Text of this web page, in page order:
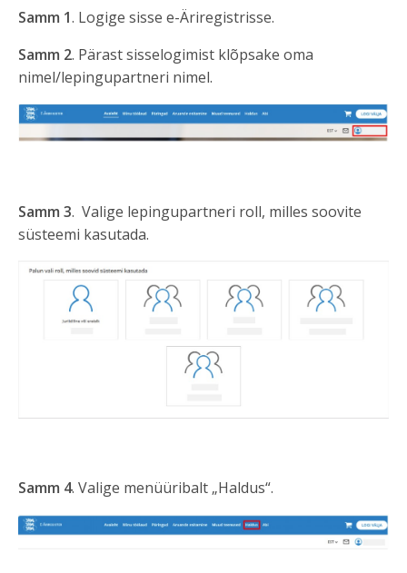
Samm 1. Logige sisse e-Äriregistrisse.
Samm 2. Pärast sisselogimist klõpsake oma
nimel/lepingupartneri nimel.
Samm 3. Valige lepingupartneri roll, milles soovite
süsteemi kasutada.
Samm 4. Valige menüüribalt „Haldus“.